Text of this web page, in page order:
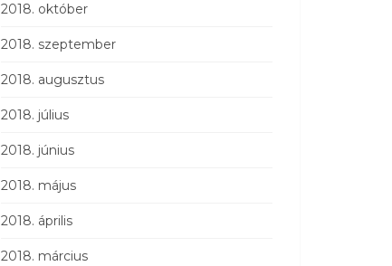
2018. október
2018. szeptember
2018. augusztus
2018. július
2018. június
2018. május
2018. április
2018. március